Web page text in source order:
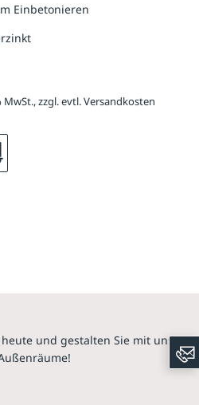
Einbetonieren
MwSt., zzgl. evtl. Versandkosten
und gestalten Sie mit uns